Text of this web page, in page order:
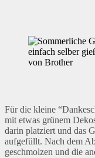
Für die kleine
mit etwas grünem
darin platziert und das
aufgefüllt. Nach dem
geschmolzen und die